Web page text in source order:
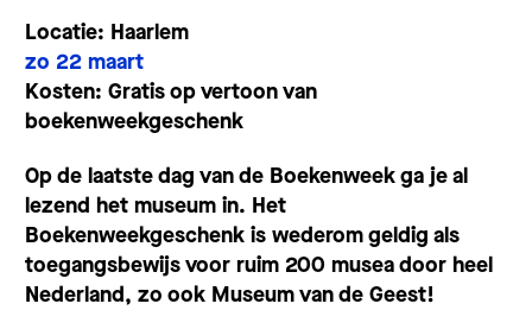
Locatie: Haarlem
zo 22 maart
Kosten: Gratis op vertoon van
boekenweekgeschenk
Op de laatste dag van de Boekenweek ga je al
lezend het museum in. Het
Boekenweekgeschenk is wederom geldig als
toegangsbewijs voor ruim 200 musea door heel
Nederland, zo ook Museum van de Geest!